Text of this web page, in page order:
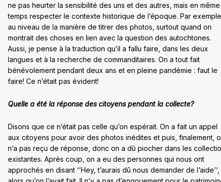
ne pas heurter la sensibilité des uns et des autres, mais en même
temps respecter le contexte historique de l’époque. Par exemple
au niveau de la manière de titrer des photos, surtout quand on
montrait des choses en lien avec la question des autochtones.
Aussi, je pense à la traduction qu’il a fallu faire, dans les deux
langues et à la recherche de commanditaires. On a tout fait
bénévolement pendant deux ans et en pleine pandémie : faut le
faire! Ce n’était pas évident!
Quelle a été la réponse des citoyens pendant la collecte?
Disons que ce n’était pas celle qu’on espérait. On a fait un appel
aux citoyens pour avoir des photos inédites et puis, finalement,
n’a pas reçu de réponse, donc on a dû piocher dans les
existantes. Après coup, on a eu des personnes qui nous ont
approchés en disant ‘’Hey, t’aurais dû nous demander de l’aide’’,